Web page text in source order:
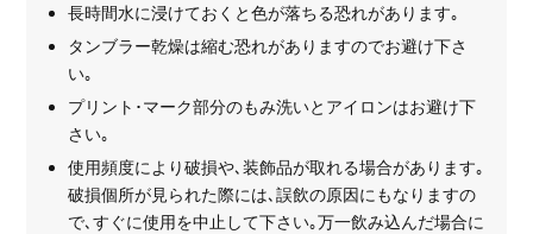
長時間水に浸けておくと色が落ちる恐れがあります｡
タンブラー乾燥は縮む恐れがありますのでお避け下さ
い｡
プリント･マーク部分のもみ洗いとアイロンはお避け下
さい｡
使用頻度により破損や､装飾品が取れる場合があります｡
破損個所が見られた際には､誤飲の原因にもなりますの
で､すぐに使用を中止して下さい｡万一飲み込んだ場合に